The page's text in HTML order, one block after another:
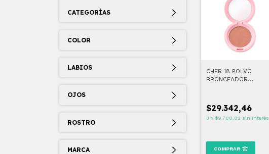
CATEGORÍAS
COLOR
LABIOS
OJOS
ROSTRO
MARCA
CHER 18 POLVO
BRONCEADOR
SUGAR BROWN
$29.342,46
3 x $9.780,82 sin interés
COMPRAR